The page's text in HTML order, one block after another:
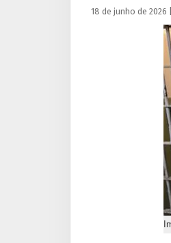
18 de junho de 2026